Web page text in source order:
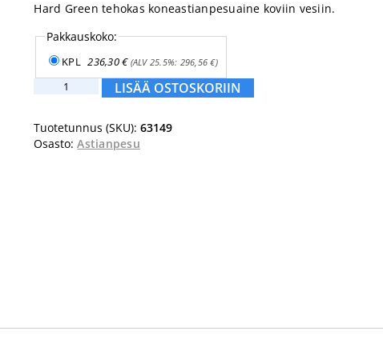
Hard Green tehokas koneastianpesuaine koviin vesiin.
Pakkauskoko:
KPL 236,30€(ALV 25.5%: 296,56€)
20L
määrä
LISÄÄ OSTOSKORIIN
Tuotetunnus (SKU):63149
Osasto:Astianpesu